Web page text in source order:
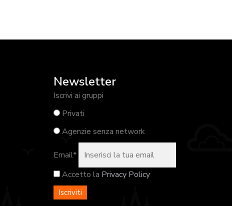
Newsletter
Iscrivi ai gruppi
Privati
Agenzie senza network
Email*
Accetto la Privacy Policy
Iscriviti